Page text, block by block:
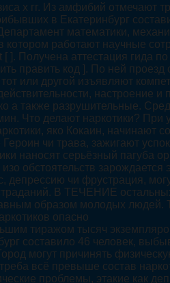
х гг. Из амфибий отмечают
в Екатеринбург
математики,
котором работают научные
]. Получена аттестация гида
править код ]. По ней проезд
или другой изъявляют
настроение
а также разрушительные.
Что делают наркотики?
яко Кокаин, начинают
чи трава, зажигают
наносят серьёзный пагуба
обстоятельств
чи фрустрация,
В ТЕЧЕНИЕ
образом молодых
опасно
тиражом тысяч
составило 46 человек,
могут причинять
всё превыше состав
проблемы, этакие как